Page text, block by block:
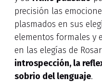
precisión las
plasmados en sus
elementos formales y
en las elegías de
introspección, la
sobrio del lenguaje.